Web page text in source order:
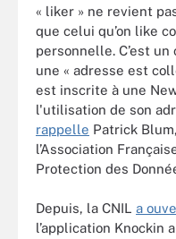
« liker » ne revient
que celui qu’on like
personnelle. C’est
une « adresse est
est inscrite à une
l'utilisation de son
rappelle Patrick
l’Association
Protection des
Depuis, la CNIL a
l’application Knockin